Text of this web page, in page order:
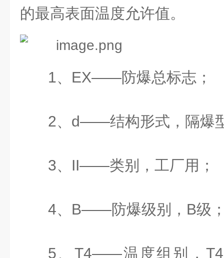
的最高表面温度允许值。
1、EX——防爆总标志；
2、d——结构形式，隔爆
3、II——类别，工厂用；
4、B——防爆级别，B级
5、T4——温度组别，